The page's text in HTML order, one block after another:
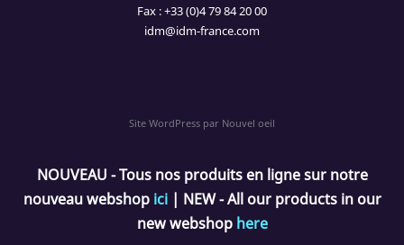
NOUVEAU - Tous nos produits en ligne sur notre
nouveau webshop ici| NEW - All our products in our
new webshop here
Fax : +33 (0)4 79 84 20 00
idm@idm-france.com
Site WordPress par Nouvel oeil